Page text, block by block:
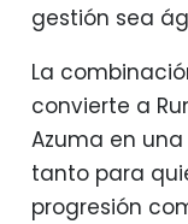
gestión sea
La
convierte a
Azuma en
tanto para
progresión